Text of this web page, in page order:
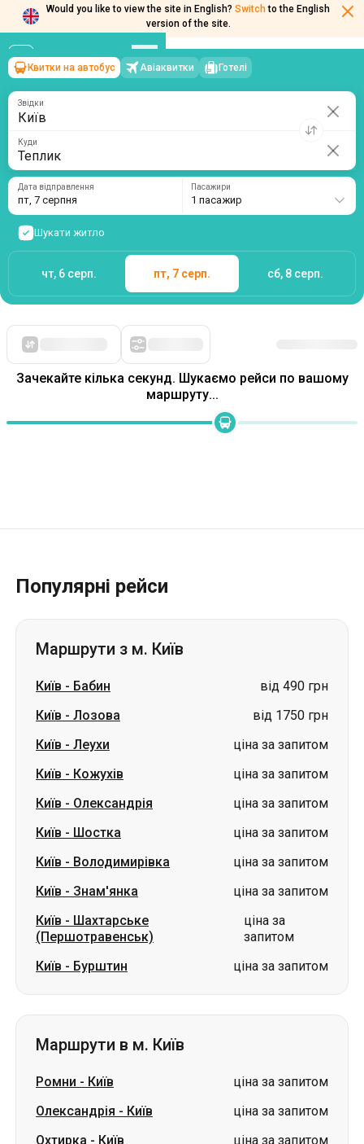
Would you like to view the site in English? Switch to the English
version of the site.
Київ
Квитки на автобус Авіаквитки Готелі
Куди
Дата відправлення
пт, 7 серпня
Шукати житло
Зачекайте кілька секунд. Шукаємо рейси по вашому
маршруту...
Популярні рейси
Маршрути з м. Київ
Київ - Бабин
від 490 грн
Київ - Лозова
від 1750 грн
Київ - Леухи
ціна за запитом
Київ - Кожухів
ціна за запитом
Київ - Олександрія
ціна за запитом
Київ - Шостка
ціна за запитом
Київ - Володимирівка
ціна за запитом
Київ - Знам'янка
ціна за запитом
Київ - Шахтарське
(Першотравенськ)
ціна за
запитом
Київ - Бурштин ціна за запитом
Маршрути в м. Київ
Ромни - Київ
ціна за запитом
Олександрія - Київ
ціна за запитом
Охтирка - Київ
ціна за запитом